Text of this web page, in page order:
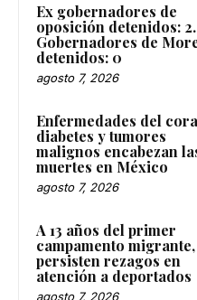
Ex gobernadores de
oposición detenidos: 2.
Gobernadores de
detenidos: 0
agosto 7, 2026
Enfermedades del
diabetes y tumores
malignos encabezan
muertes en México
agosto 7, 2026
A 13 años del primer
campamento migrante,
persisten rezagos en
atención a deportados
agosto 7, 2026